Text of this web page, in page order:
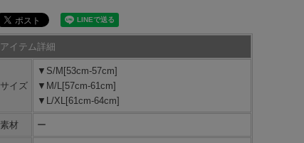
アイテム詳細
サイズ
▼S/M[53cm-57cm]
▼M/L[57cm-61cm]
▼L/XL[61cm-64cm]
素材 ー